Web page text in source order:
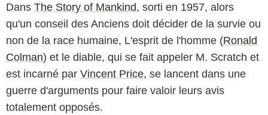
Dans The Story of Mankind, sorti en 1957, alors
qu'un conseil des Anciens doit décider de la survie ou
non de la race humaine, L'esprit de l'homme (Ronald
Colman) et le diable, qui se fait appeler M. Scratch et
est incarné par Vincent Price, se lancent dans une
guerre d'arguments pour faire valoir leurs avis
totalement opposés.